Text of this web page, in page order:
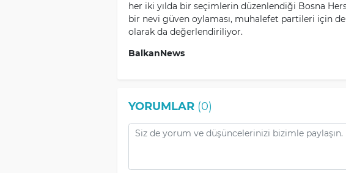
her iki yılda bir seçimlerin düzenlendiği Bosna
bir nevi güven oylaması, muhalefet partileri için de
olarak da değerlendiriliyor.
BalkanNews
YORUMLAR(0)